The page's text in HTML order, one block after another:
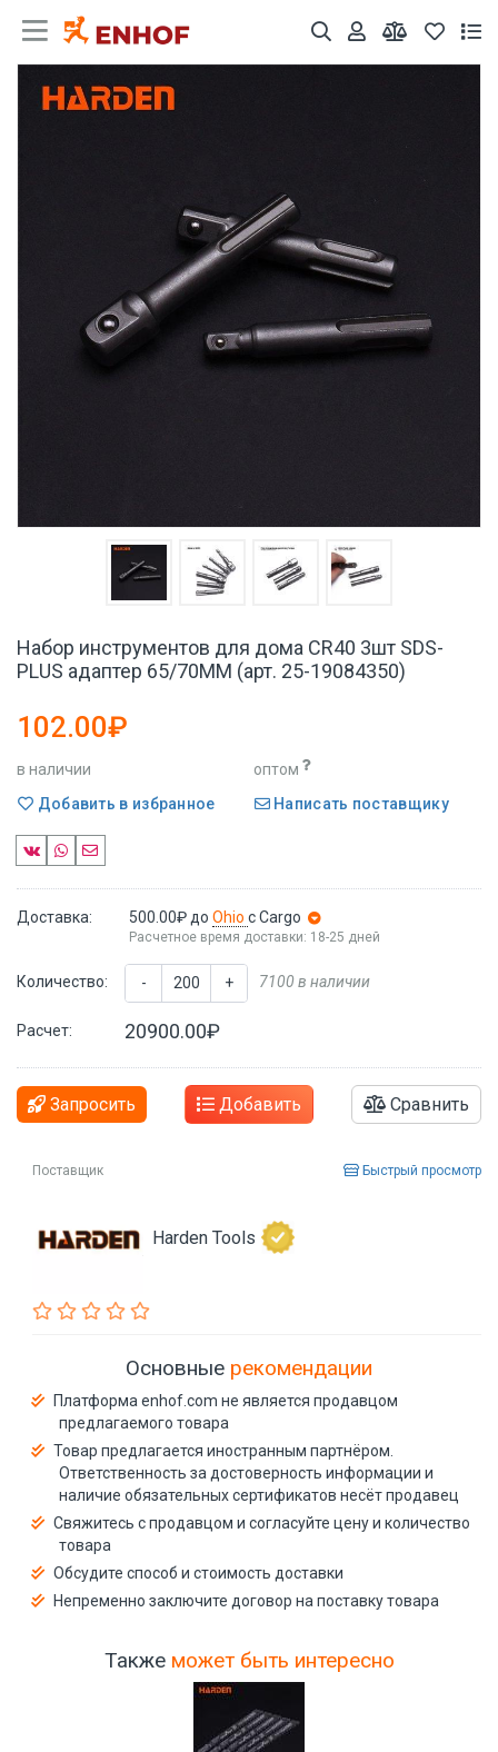
Набор инструментов для дома CR40 3шт SDS-
PLUS адаптер 65/70MM (арт. 25-19084350)
102.00₽
в наличии
оптом
Добавить в избранное
Написать поставщику
Доставка: 500.00₽ до Ohio с Cargo
Расчетное время доставки: 18-25 дней
Количество: - + 7100 в наличии
Расчет: 20900.00₽
Запросить Добавить Сравнить
Поставщик Быстрый просмотр
Harden Tools
Основные рекомендации
Платформа enhof.com не является продавцом
предлагаемого товара
Товар предлагается иностранным партнёром.
Ответственность за достоверность информации и
наличие обязательных сертификатов несёт продавец
Свяжитесь с продавцом и согласуйте цену и количество
товара
Обсудите способ и стоимость доставки
Непременно заключите договор на поставку товара
Также может быть интересно